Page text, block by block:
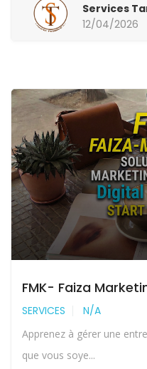
Services
12/04/2026
FMK- Faiza
SERVICES N/A
Apprenez à gérer une
que vous soye...